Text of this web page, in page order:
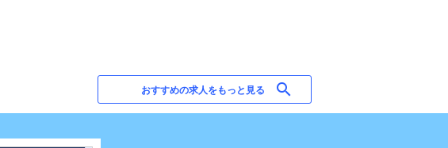
おすすめの求人をもっと見る search